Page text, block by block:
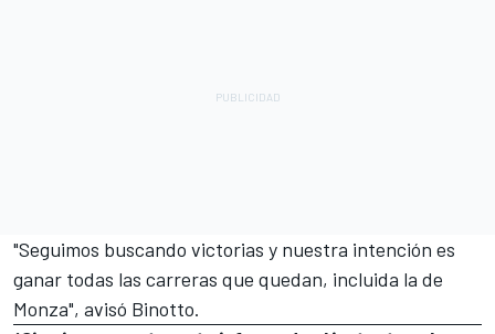
"Seguimos buscando victorias y nuestra intención es
ganar todas las carreras que quedan, incluida la de
Monza", avisó Binotto.